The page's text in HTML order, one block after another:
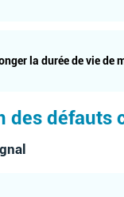
la durée de vie de
des défauts